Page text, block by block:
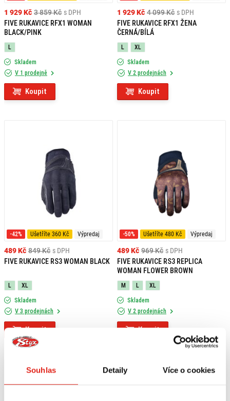
Souhlas Detaily Více o cookies
3 859 Kč
1 929 Kč
s DPH
FIVE RUKAVICE RFX1 WOMAN
BLACK/PINK
L
Skladem
V 1 prodejně
Koupit
4 099 Kč
1 929 Kč
s DPH
FIVE RUKAVICE RFX1 ŽENA
ČERNÁ/BÍLÁ
L XL
Skladem
V 2 prodejnách
Koupit
-42% Ušetříte 360 Kč Výpredaj
849 Kč
489 Kč
s DPH
FIVE RUKAVICE RS3 WOMAN BLACK
L XL
Skladem
V 3 prodejnách
Koupit
-50% Ušetříte 480 Kč Výpredaj
969 Kč
489 Kč
s DPH
FIVE RUKAVICE RS3 REPLICA
WOMAN FLOWER BROWN
M L XL
Skladem
V 2 prodejnách
Koupit